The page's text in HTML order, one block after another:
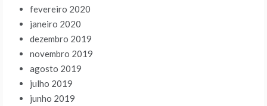
fevereiro 2020
janeiro 2020
dezembro 2019
novembro 2019
agosto 2019
julho 2019
junho 2019